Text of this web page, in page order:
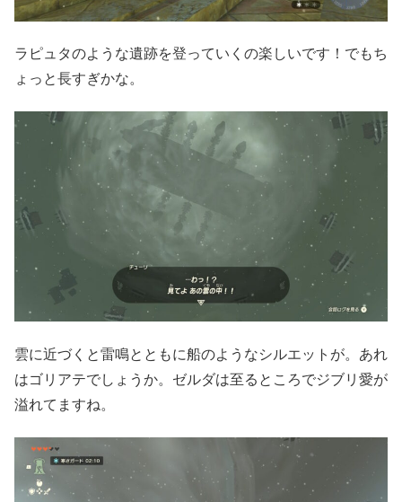
ラピュタのような遺跡を登っていくの楽しいです！でもち
ょっと長すぎかな。
雲に近づくと雷鳴とともに船のようなシルエットが。あれ
はゴリアテでしょうか。ゼルダは至るところでジブリ愛が
溢れてますね。